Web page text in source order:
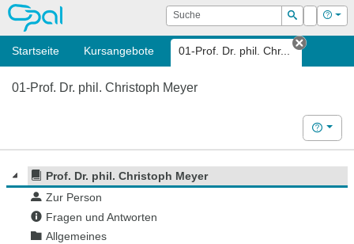
OPAL Suche
Suchen
Login Hilfe
Startseite Kursangebote 01-Prof. Dr. phil. Chr...
Tab
01-Prof. Dr. phil. Christoph Meyer
Hilfe
Prof. Dr. phil. Christoph Meyer
Zur Person
Fragen und Antworten
Allgemeines